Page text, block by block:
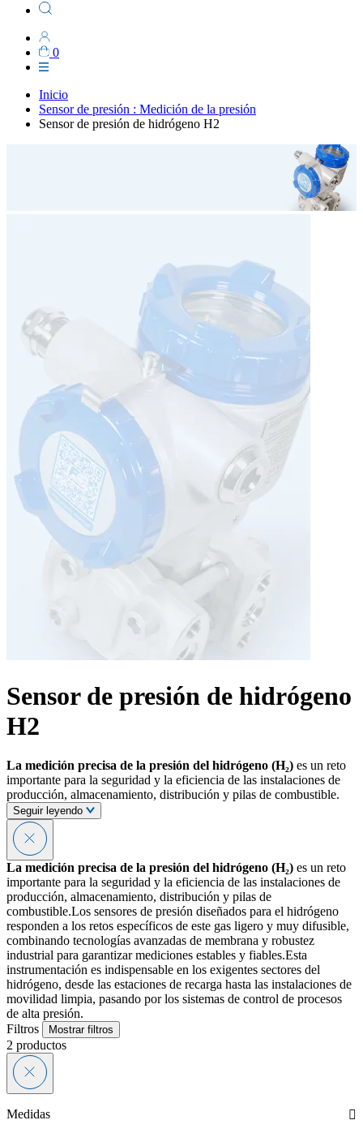
0
Inicio
Sensor de presión : Medición de la presión
Sensor de presión de hidrógeno H2
Sensor de presión de hidrógeno
H2
La medición precisa de la presión del hidrógeno (H₂) es un reto
importante para la seguridad y la eficiencia de las instalaciones de
producción, almacenamiento, distribución y pilas de combustible.
Seguir leyendo
La medición precisa de la presión del hidrógeno (H₂) es un reto
importante para la seguridad y la eficiencia de las instalaciones de
producción, almacenamiento, distribución y pilas de
combustible.Los sensores de presión diseñados para el hidrógeno
responden a los retos específicos de este gas ligero y muy difusible,
combinando tecnologías avanzadas de membrana y robustez
industrial para garantizar mediciones estables y fiables.Esta
instrumentación es indispensable en los exigentes sectores del
hidrógeno, desde las estaciones de recarga hasta las instalaciones de
movilidad limpia, pasando por los sistemas de control de procesos
de alta presión.
Filtros
Mostrar filtros
2 productos
Medidas